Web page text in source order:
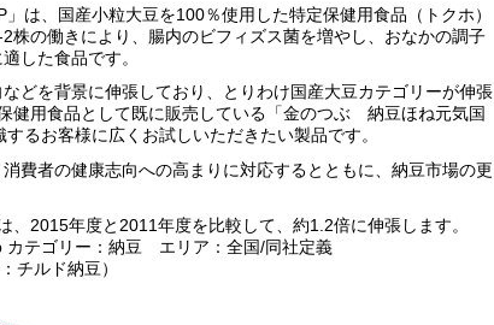
は、国産小粒大豆を100％使用した特定保健用食品（トクホ）
株の働きにより、腸内のビフィズス菌を増やし、おなかの調子
した食品です。
どを背景に伸張しており、とりわけ国産大豆カテゴリーが伸張
健用食品として既に販売している「金のつぶ 納豆ほね元気国
るお客様に広くお試しいただきたい製品です。
費者の健康志向への高まりに対応するとともに、納豆市場の更
2015年度と2011年度を比較して、約1.2倍に伸張します。
カテゴリー：納豆 エリア：全国/同社定義
チルド納豆）